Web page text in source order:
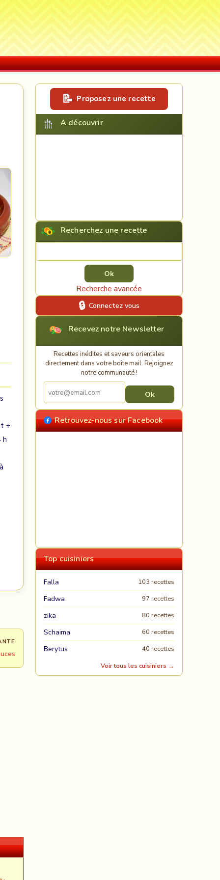
+
h
Proposez une recette
A découvrir
Recherchez une recette
Recherche avancée
Connectez vous
Recevez notre Newsletter
Recettes inédites et saveurs orientales
directement dans votre boîte mail. Rejoignez
notre communauté !
Retrouvez-nous sur Facebook
Top cuisiniers
Falla 103 recettes
Fadwa 97 recettes
zika 80 recettes
Schaima 60 recettes
Berytus
40 recettes
Voir tous les cuisiniers →